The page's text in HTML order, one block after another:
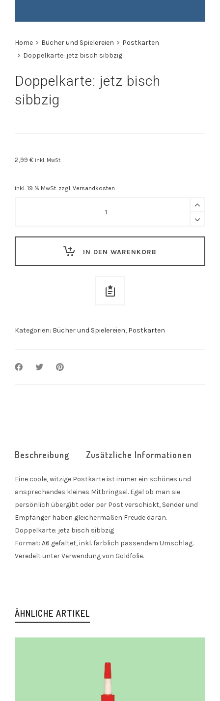
Home > Bücher und Spielereien > Postkarten
> Doppelkarte: jetz bisch sibbzig
Doppelkarte: jetz bisch
sibbzig
2,99 € inkl. MwSt.
inkl. 19 % MwSt. zzgl. Versandkosten
IN DEN WARENKORB
Kategorien: Bücher und Spielereien, Postkarten
Beschreibung Zusätzliche Informationen
Eine coole, witzige Postkarte ist immer ein schönes und
ansprechendes kleines Mitbringsel. Egal ob man sie
persönlich übergibt oder per Post verschickt, Sender und
Empfänger haben gleichermaßen Freude daran.
Doppelkarte: jetz bisch sibbzig
Format: A6 gefaltet, inkl. farblich passendem Umschlag.
Veredelt unter Verwendung von Goldfolie.
ÄHNLICHE ARTIKEL